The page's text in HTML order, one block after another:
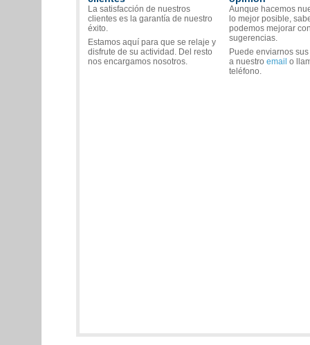
La satisfacción de nuestros
clientes es la garantía de nuestro
éxito.
Estamos aquí para que se relaje y
disfrute de su actividad. Del resto
nos encargamos nosotros.
Aunque hacemos
lo mejor posible,
podemos mejorar
sugerencias.
Puede enviarnos
a nuestro email o
teléfono.